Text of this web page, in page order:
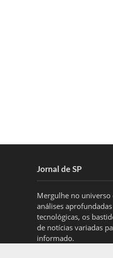
Jornal de SP
Mergulhe no universo
análises
tecnológicas, os
de notícias variadas
informado.